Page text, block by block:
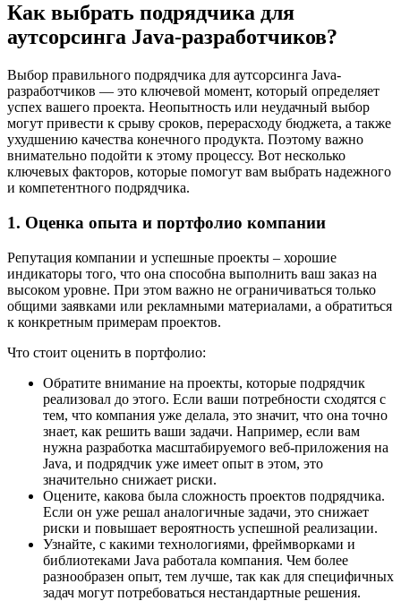
Как выбрать подрядчика для
аутсорсинга Java-разработчиков?
Выбор правильного подрядчика для аутсорсинга Java-
разработчиков — это ключевой момент, который определяет
успех вашего проекта. Неопытность или неудачный выбор
могут привести к срыву сроков, перерасходу бюджета, а также
ухудшению качества конечного продукта. Поэтому важно
внимательно подойти к этому процессу. Вот несколько
ключевых факторов, которые помогут вам выбрать надежного
и компетентного подрядчика.
1. Оценка опыта и портфолио компании
Репутация компании и успешные проекты – хорошие
индикаторы того, что она способна выполнить ваш заказ на
высоком уровне. При этом важно не ограничиваться только
общими заявками или рекламными материалами, а обратиться
к конкретным примерам проектов.
Что стоит оценить в портфолио:
Обратите внимание на проекты, которые подрядчик
реализовал до этого. Если ваши потребности сходятся с
тем, что компания уже делала, это значит, что она точно
знает, как решить ваши задачи. Например, если вам
нужна разработка масштабируемого веб-приложения на
Java, и подрядчик уже имеет опыт в этом, это
значительно снижает риски.
Оцените, какова была сложность проектов подрядчика.
Если он уже решал аналогичные задачи, это снижает
риски и повышает вероятность успешной реализации.
Узнайте, с какими технологиями, фреймворками и
библиотеками Java работала компания. Чем более
разнообразен опыт, тем лучше, так как для специфичных
задач могут потребоваться нестандартные решения.